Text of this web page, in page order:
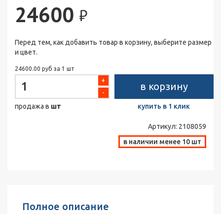
24600 ₽
Перед тем, как добавить товар в корзину, выберите размер
и цвет.
24600.00 руб за 1 шт
-
+
продажа в шт
в корзину
купить в 1 клик
Артикул: 2108059
в наличии менее 10 шт
Полное описание